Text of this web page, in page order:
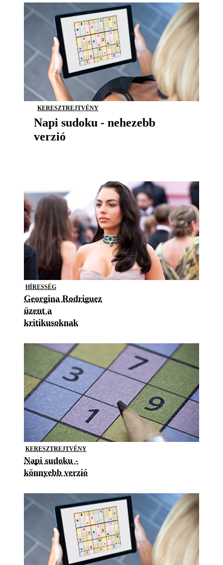
KERESZTREJTVÉNY
Napi sudoku - nehezebb
verzió
HÍRESSÉG
Georgina Rodriguez
üzent a
kritikusoknak
KERESZTREJTVÉNY
Napi sudoku -
könnyebb verzió